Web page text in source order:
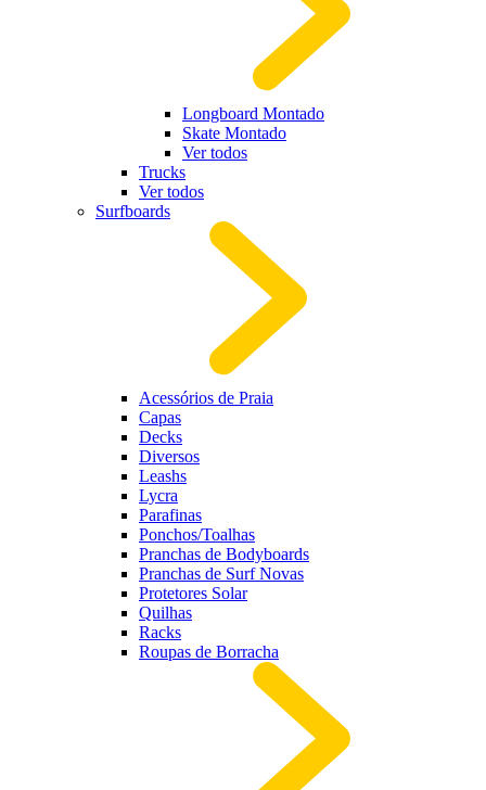
Longboard Montado
Skate Montado
Ver todos
Trucks
Ver todos
Surfboards
Acessórios de Praia
Capas
Decks
Diversos
Leashs
Lycra
Parafinas
Ponchos/Toalhas
Pranchas de Bodyboards
Pranchas de Surf Novas
Protetores Solar
Quilhas
Racks
Roupas de Borracha